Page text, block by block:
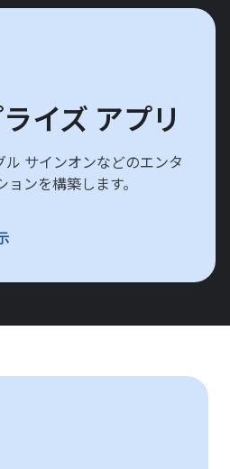
イズ アプリ
サインオンなどのエンタ
ンを構築します。